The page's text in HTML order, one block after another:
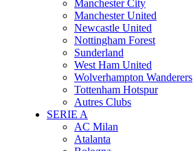
Manchester City
Manchester United
Newcastle United
Nottingham Forest
Sunderland
West Ham United
Wolverhampton Wanderers
Tottenham Hotspur
Autres Clubs
SERIE A
AC Milan
Atalanta